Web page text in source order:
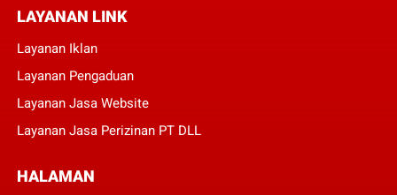
LAYANAN LINK
Layanan Iklan
Layanan Pengaduan
Layanan Jasa Website
Layanan Jasa Perizinan PT DLL
HALAMAN